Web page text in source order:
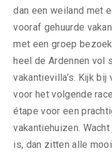
dan een weiland met
vooraf gehuurde
met een groep
heel de Ardennen vol
vakantievilla’s. Kijk
voor het volgende
étape voor een
vakantiehuizen.
is, dan zitten alle